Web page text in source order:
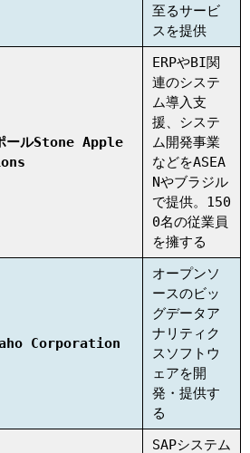
至るサービ
スを提供
ールStone Apple
ERPやBI関
連のシステ
ム導入支
援、システ
ム開発事業
などをASEA
Nやブラジル
で提供。150
0名の従業員
を擁する
Corporation
オープンソ
ースのビッ
グデータア
ナリティク
スソフトウ
ェアを開
発・提供す
る
SAPシステム